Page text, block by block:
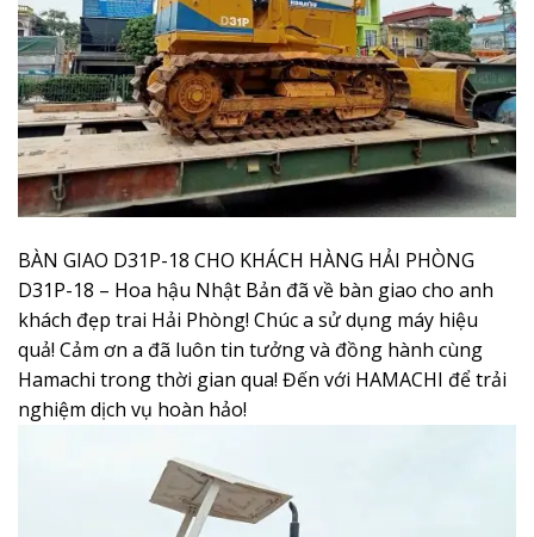
BÀN GIAO D31P-18 CHO KHÁCH HÀNG HẢI PHÒNG
D31P-18 – Hoa hậu Nhật Bản đã về bàn giao cho anh
khách đẹp trai Hải Phòng! Chúc a sử dụng máy hiệu
quả! Cảm ơn a đã luôn tin tưởng và đồng hành cùng
Hamachi trong thời gian qua! Đến với HAMACHI để trải
nghiệm dịch vụ hoàn hảo!